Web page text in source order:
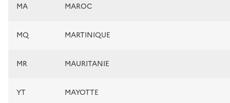
MA MAROC
MQ MARTINIQUE
MR MAURITANIE
YT MAYOTTE